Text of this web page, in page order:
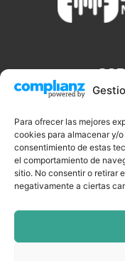
Para ofrecer las mejores
cookies para almacenar y/
consentimiento de estas
el comportamiento de
sitio. No consentir o retirar
negativamente a ciertas
que necesitas saber
aplicaciones